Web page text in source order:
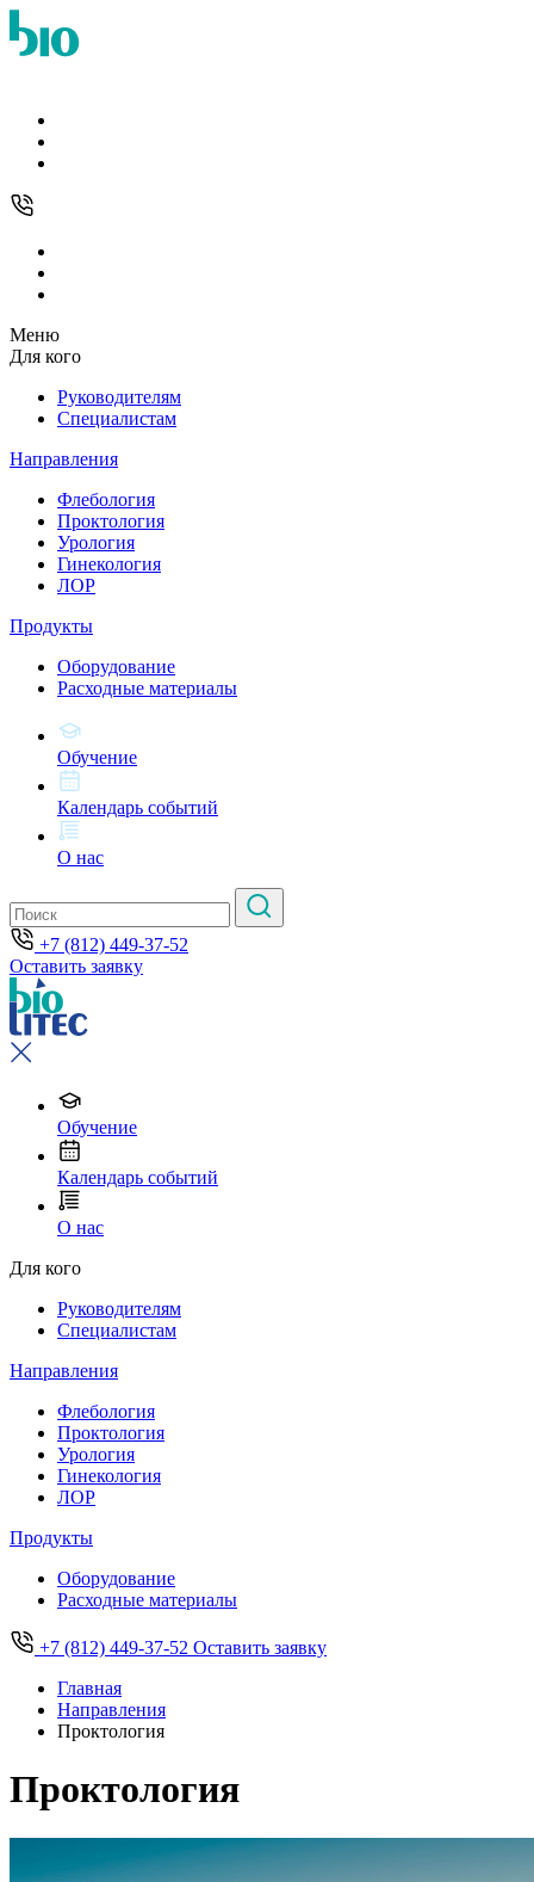
Меню
Для кого
Руководителям
Специалистам
Направления
Флебология
Проктология
Урология
Гинекология
ЛОР
Продукты
Оборудование
Расходные материалы
Обучение
Календарь событий
О нас
+7 (812) 449-37-52
Оставить заявку
Обучение
Календарь событий
О нас
Для кого
Руководителям
Специалистам
Направления
Флебология
Проктология
Урология
Гинекология
ЛОР
Продукты
Оборудование
Расходные материалы
+7 (812) 449-37-52 Оставить заявку
Главная
Направления
Проктология
Проктология